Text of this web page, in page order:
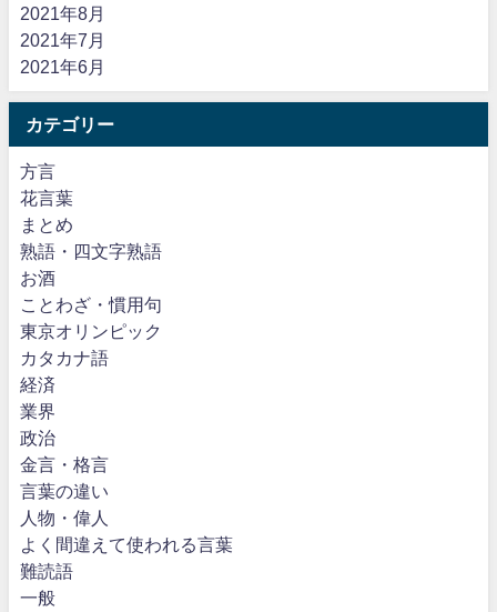
2021年8月
2021年7月
2021年6月
カテゴリー
方言
花言葉
まとめ
熟語・四文字熟語
お酒
ことわざ・慣用句
東京オリンピック
カタカナ語
経済
業界
政治
金言・格言
言葉の違い
人物・偉人
よく間違えて使われる言葉
難読語
一般